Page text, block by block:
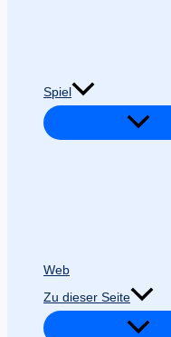
Spiel
Web
Zu dieser Seite